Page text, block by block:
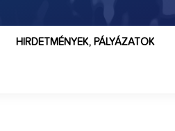
HIRDETMÉNYEK, PÁLYÁZATOK